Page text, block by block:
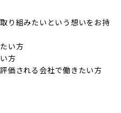
り組みたいという想いをお持
い⽅
⽅
価される会社で働きたい⽅